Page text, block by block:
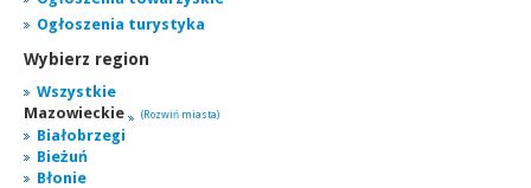
Ogłoszenia turystyka
Wybierz region
Wszystkie
Mazowieckie
(Rozwiń miasta)
Białobrzegi
Bieżuń
Błonie